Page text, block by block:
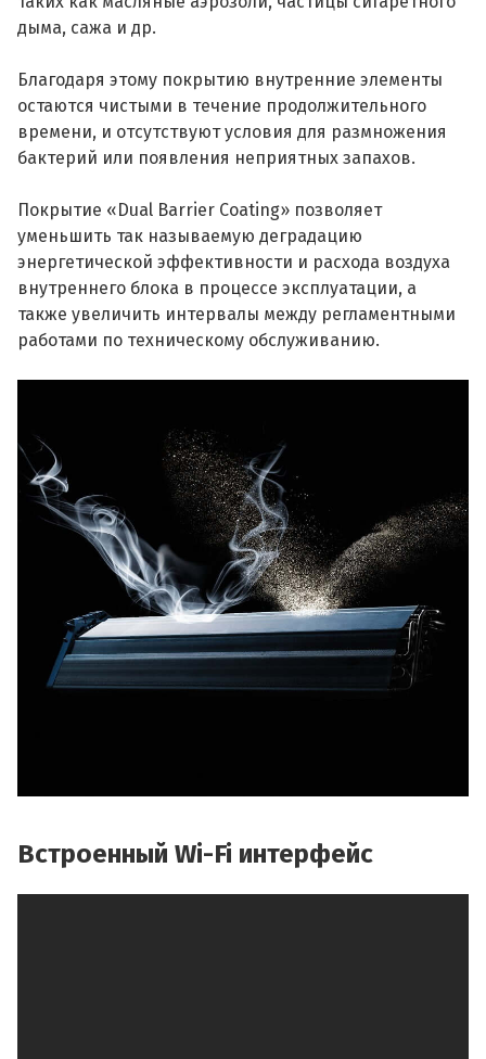
дыма, сажа и др.
Благодаря этому покрытию внутренние элементы
остаются чистыми в течение продолжительного
времени, и отсутствуют условия для размножения
бактерий или появления неприятных запахов.
Покрытие «Dual Barrier Coating» позволяет
уменьшить так называемую деградацию
энергетической эффективности и расхода воздуха
внутреннего блока в процессе эксплуатации, а
также увеличить интервалы между регламентными
работами по техническому обслуживанию.
Встроенный Wi-Fi интерфейс